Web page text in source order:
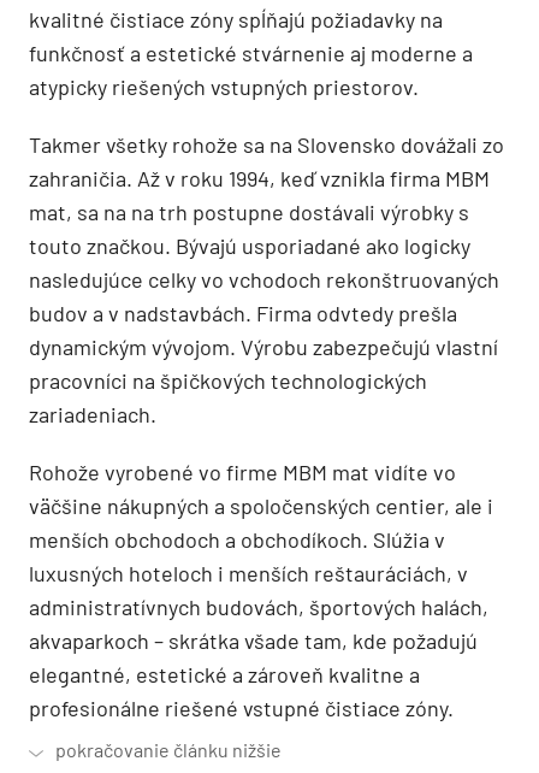
kvalitné čistiace zóny spĺňajú požiadavky na
funkčnosť a estetické stvárnenie aj moderne a
atypicky riešených vstupných priestorov.
Takmer všetky rohože sa na Slovensko dovážali zo
zahraničia. Až v roku 1994, keď vznikla firma MBM
mat, sa na na trh postupne dostávali výrobky s
touto značkou. Bývajú usporiadané ako logicky
nasledujúce celky vo vchodoch rekonštruovaných
budov a v nadstavbách. Firma odvtedy prešla
dynamickým vývojom. Výrobu zabezpečujú vlastní
pracovníci na špičkových technologických
zariadeniach.
Rohože vyrobené vo firme MBM mat vidíte vo
väčšine nákupných a spoločenských centier, ale i
menších obchodoch a obchodíkoch. Slúžia v
luxusných hoteloch i menších reštauráciách, v
administratívnych budovách, športových halách,
akvaparkoch – skrátka všade tam, kde požadujú
elegantné, estetické a zároveň kvalitne a
profesionálne riešené vstupné čistiace zóny.